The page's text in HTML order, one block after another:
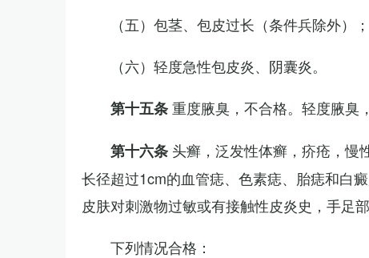
（五）包茎、包皮过长（条件兵除外）；
（六）轻度急性包皮炎、阴囊炎。
第十五条重度腋臭，不合格。轻度腋臭
第十六条 头癣，泛发性体癣，疥疮，慢
长径超过1cm的血管痣、色素痣、胎痣和白
皮肤对刺激物过敏或有接触性皮炎史，手足
下列情况合格：